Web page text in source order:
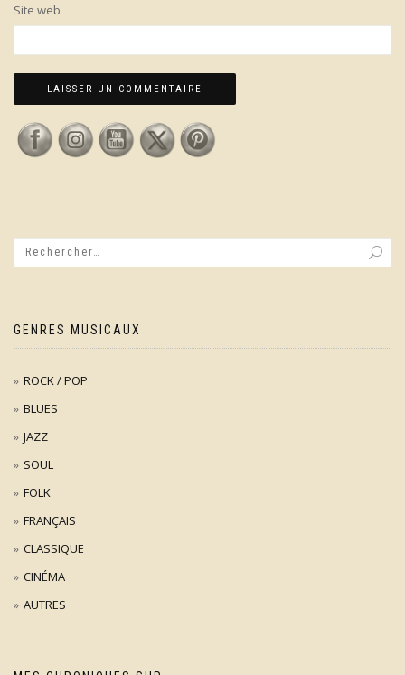
Site web
GENRES MUSICAUX
ROCK / POP
BLUES
JAZZ
SOUL
FOLK
FRANÇAIS
CLASSIQUE
CINÉMA
AUTRES